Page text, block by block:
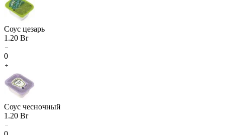
Соус цезарь
1.20 Br
0
Соус чесночный
1.20 Br